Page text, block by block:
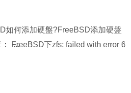
如何添加硬盤?FreeBSD添加硬盤
FreeBSD下zfs: failed with error 6